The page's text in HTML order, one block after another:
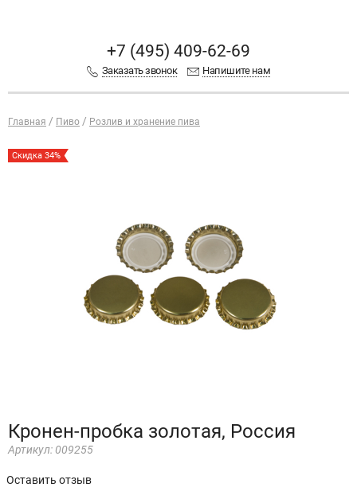
+7 (495) 409-62-69
Заказать звонок Напишите нам
Главная Пиво Розлив и хранение пива
Скидка 34%
Кронен-пробка золотая, Россия
Артикул: 009255
Оставить отзыв